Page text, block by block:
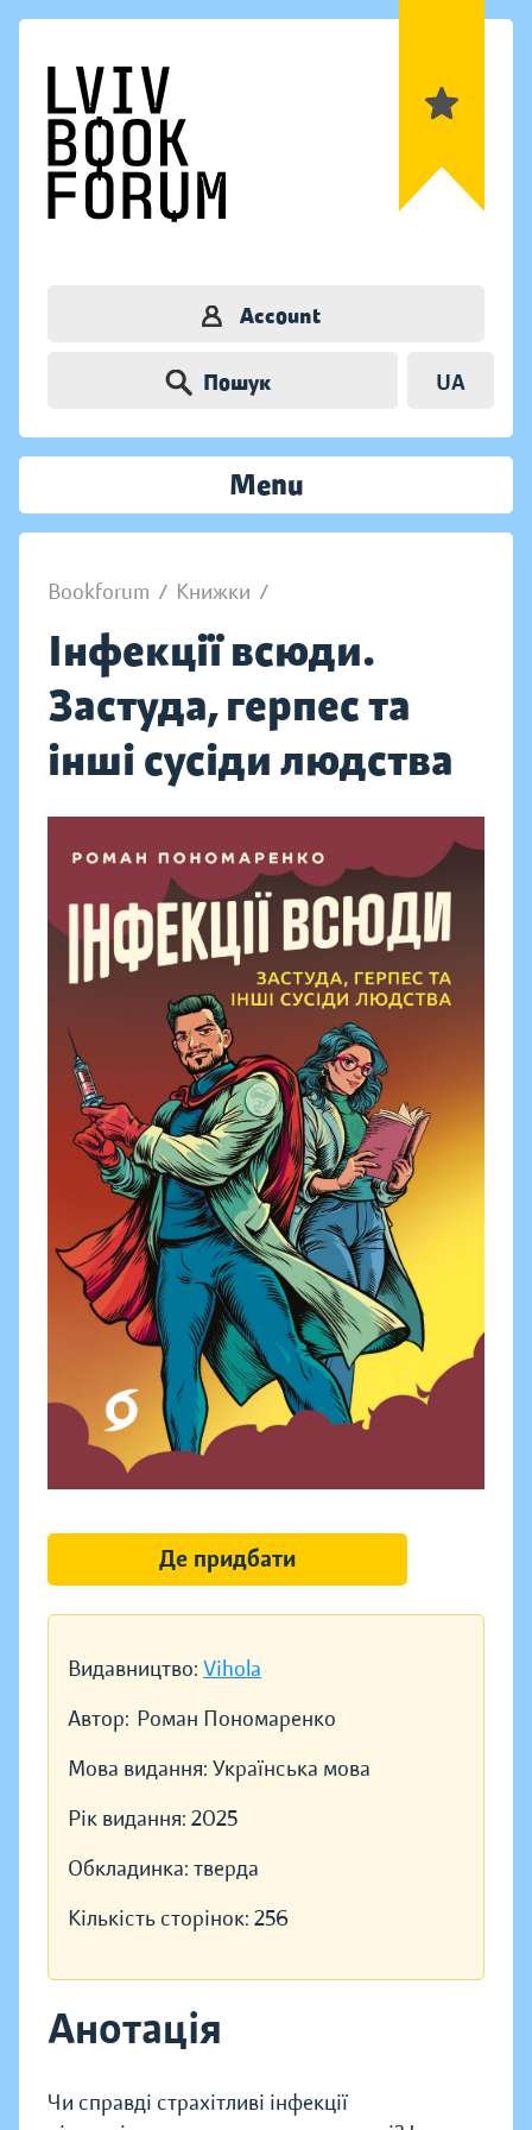
Account
Пошук UA
Menu
Bookforum / Книжки /
Інфекції всюди.
Застуда, герпес та
інші сусіди людства
Видавництво: Vihola
Автор: Роман Пономаренко
Мова видання: Українська мова
Рік видання: 2025
Обкладинка: тверда
Кількість сторінок: 256
Анотація
Чи справді страхітливі інфекції
Де придбати